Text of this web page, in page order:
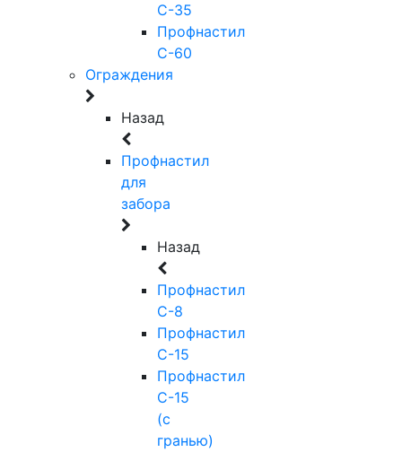
С-35
Профнастил
С-60
Ограждения
Назад
Профнастил
для
забора
Назад
Профнастил
С-8
Профнастил
С-15
Профнастил
С-15
(с
гранью)